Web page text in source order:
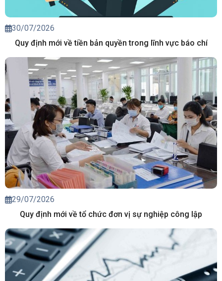
30/07/2026
Quy định mới về tiền bản quyền trong lĩnh vực báo chí
29/07/2026
Quy định mới về tổ chức đơn vị sự nghiệp công lập